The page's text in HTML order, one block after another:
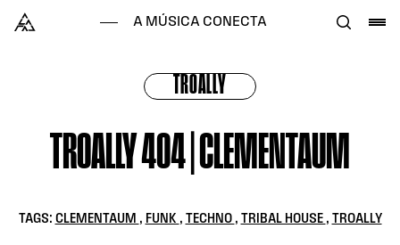
Alataj
A MÚSICA CONECTA
TROALLY
TROALLY 404 | CLEMENTAUM
TAGS: CLEMENTAUM , FUNK , TECHNO , TRIBAL HOUSE , TROALLY